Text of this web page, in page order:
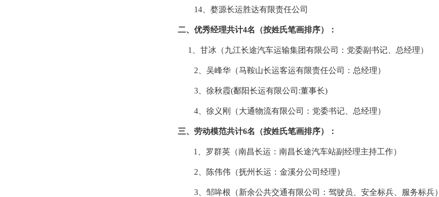
14 、婺源长运胜达有限责任公司
二、优秀经理共计4名（按姓氏笔画排序）：
1、甘冰（九江长途汽车运输集团有限公司：党委副书记、总经理）
2、吴峰华（马鞍山长运客运有限责任公司：总经理）
3、徐秋霞(鄱阳长运有限公司:董事长)
4、徐义刚（大通物流有限公司： 党委书记、总经理）
三、劳动模范共计6名（按姓氏笔画排序）：
1、罗群英（南昌长运： 南昌长途汽车站副经理主持工作）
2、陈伟伟（抚州长运：金溪分公司经理）
3、邹哞根（新余公共交通有限公司：驾驶员、安全标兵、服务标兵）